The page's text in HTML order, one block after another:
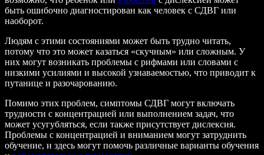
быть ошибочно диагностирован как человек с СДВГ или
наоборот.
Людям с этими состояниями может быть трудно читать,
потому что это может казаться «скучным» или сложным. У
них могут возникать проблемы с рифмами или словами с
низкими усилиями и высокой узнаваемостью, что приводит к
путанице и разочарованию.
Помимо этих проблем, симптомы СДВГ могут включать
трудности с концентрацией или выполнением задач, что
может усугубляться, если также присутствует дислексия.
Проблемы с концентрацией и вниманием могут затруднить
обучение, и здесь могут помочь различные варианты обучения